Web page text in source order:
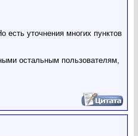
есть уточнения многих пунктов
остальным пользователям,